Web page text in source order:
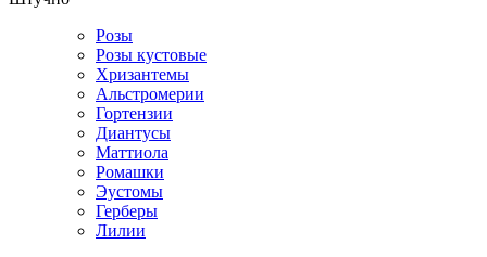
Розы
Розы кустовые
Хризантемы
Альстромерии
Гортензии
Диантусы
Маттиола
Ромашки
Эустомы
Герберы
Лилии